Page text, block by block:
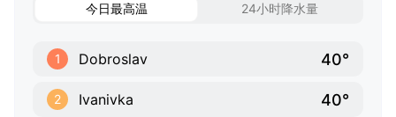
今日最高温 24小时降水量
1 Dobroslav 40°
2 Ivanivka 40°